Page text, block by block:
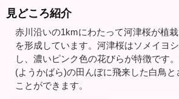
見どころ紹介
赤川沿いの1kmにわたって河津桜が植
を形成しています。河津桜はソメイヨ
し、濃いピンク色の花びらが特徴です
(ようかばら)の田んぼに飛来した白鳥と
ことができます。